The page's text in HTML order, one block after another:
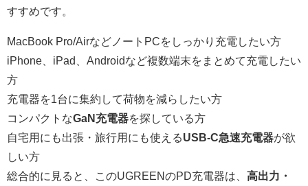
すすめです。
MacBook Pro/AirなどノートPCをしっかり充電したい方
iPhone、iPad、Androidなど複数端末をまとめて充電したい
方
充電器を1台に集約して荷物を減らしたい方
コンパクトなGaN充電器を探している方
自宅用にも出張・旅行用にも使えるUSB-C急速充電器が欲
しい方
総合的に見ると、このUGREENのPD充電器は、 高出力・